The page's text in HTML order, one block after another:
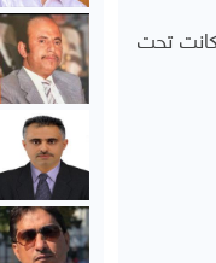
تحت